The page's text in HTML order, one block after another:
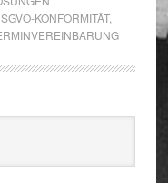
KONFORMITÄT,